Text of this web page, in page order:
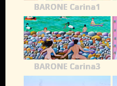
BARONE Carina1
BARONE Carina3